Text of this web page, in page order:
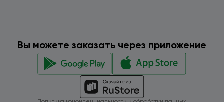
Вы можете заказать через приложение